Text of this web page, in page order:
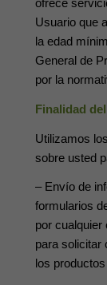
ofrece
Usuario que
la edad
General de
por la
Finalidad
Utilizamos
sobre usted
– Envío de
formularios
por cualquier
para solicitar
los